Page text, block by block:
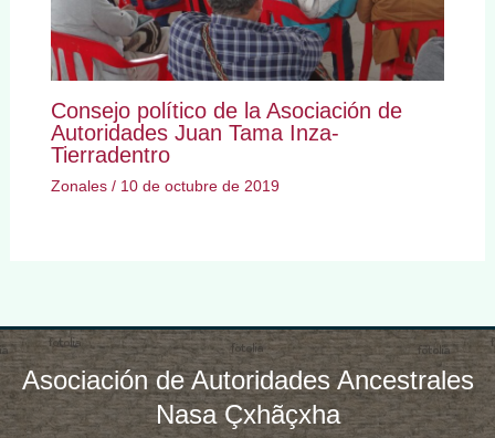
Consejo político de la Asociación de
Autoridades Juan Tama Inza-
Tierradentro
Zonales/ 10 de octubre de 2019
Asociación de Autoridades Ancestrales
Nasa Çxhãçxha